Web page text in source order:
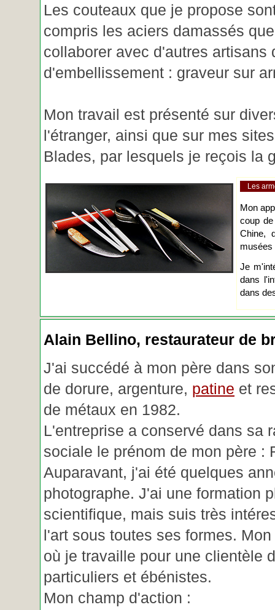
Les couteaux que je propose
compris les aciers damassés
collaborer avec d'autres artisans
d'embellissement : graveur sur
Mon travail est présenté sur
l'étranger, ainsi que sur mes
Blades, par lesquels je reçois la
Les
Mon
coup
Chine,
musées
Je
dans
dans
Alain Bellino, restaurateur de
J'ai succédé à mon père dans
de dorure, argenture, patine et
de métaux en 1982.
L'entreprise a conservé dans sa
sociale le prénom de mon père :
Auparavant, j'ai été quelques
photographe. J'ai une formation
scientifique, mais suis très
l'art sous toutes ses formes.
où je travaille pour une clientèle
particuliers et ébénistes.
Mon champ d'action :